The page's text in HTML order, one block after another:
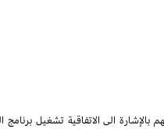
الى الاتفاقية تشغيل